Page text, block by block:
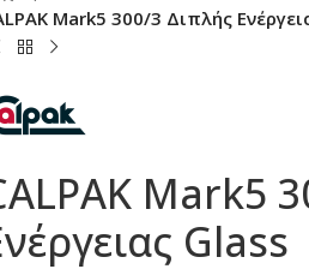
Mark5 300/3 Διπλής
Mark5
Glass